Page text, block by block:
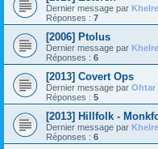
Dernier message par
Réponses : 7
[2006] Ptolus
Dernier message par
Réponses : 6
[2013] Covert Ops
Dernier message par Ohtar
Réponses : 5
[2013] Hillfolk -
Dernier message par
Réponses : 6